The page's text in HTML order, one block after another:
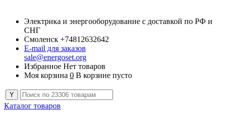
Электрика и энергооборудование с доставкой по РФ и
СНГ
Смоленск +74812632642
E-mail для заказов
sale@energoset.org
Избранное Нет товаров
Моя корзина 0 В корзине пусто
Каталог товаров